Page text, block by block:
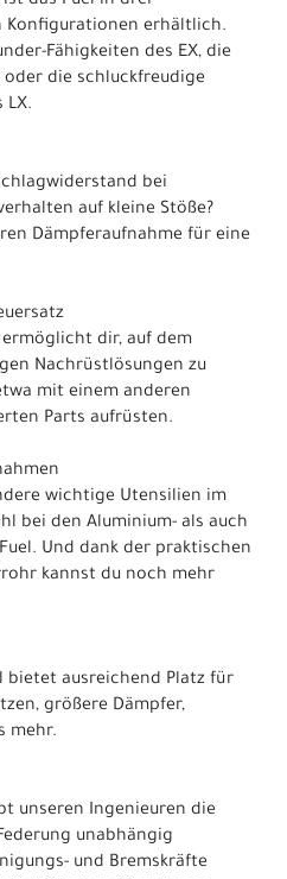
Konfigurationen erhältlich.
Fähigkeiten des EX, die
die schluckfreudige
LX.
bei
auf kleine Stöße?
Dämpferaufnahme für eine
ermöglicht dir, auf dem
Nachrüstlösungen zu
mit einem anderen
Parts aufrüsten.
wichtige Utensilien im
bei den Aluminium- als auch
Und dank der praktischen
kannst du noch mehr
bietet ausreichend Platz für
größere Dämpfer,
mehr.
unseren Ingenieuren die
unabhängig
und Bremskräfte